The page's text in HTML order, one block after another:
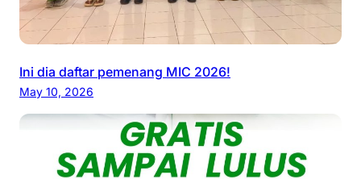
Ini dia daftar pemenang MIC 2026!
May 10, 2026